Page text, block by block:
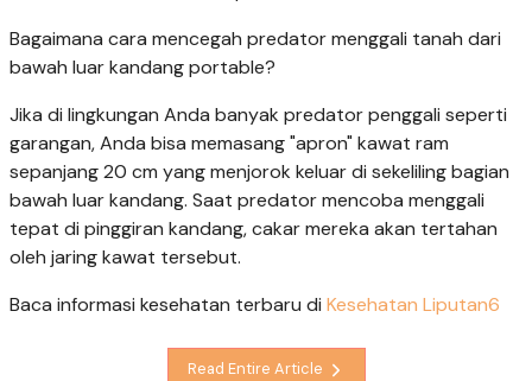
Bagaimana cara mencegah predator menggali tanah dari
bawah luar kandang portable?
Jika di lingkungan Anda banyak predator penggali seperti
garangan, Anda bisa memasang "apron" kawat ram
sepanjang 20 cm yang menjorok keluar di sekeliling bagian
bawah luar kandang. Saat predator mencoba menggali
tepat di pinggiran kandang, cakar mereka akan tertahan
oleh jaring kawat tersebut.
Baca informasi kesehatan terbaru di Kesehatan Liputan6
Read Entire Article